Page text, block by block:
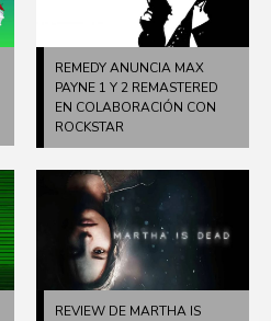
REMEDY ANUNCIA MAX
PAYNE 1 Y 2 REMASTERED
EN COLABORACIÓN CON
ROCKSTAR
REVIEW DE MARTHA IS